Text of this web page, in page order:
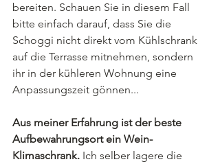
bereiten. Schauen Sie in diesem Fall
bitte einfach darauf, dass Sie die
Schoggi nicht direkt vom Kühlschrank
auf die Terrasse mitnehmen, sondern
ihr in der kühleren Wohnung eine
Anpassungszeit gönnen...
Aus meiner Erfahrung ist der beste
Aufbewahrungsort ein Wein-
Klimaschrank. Ich selber lagere die